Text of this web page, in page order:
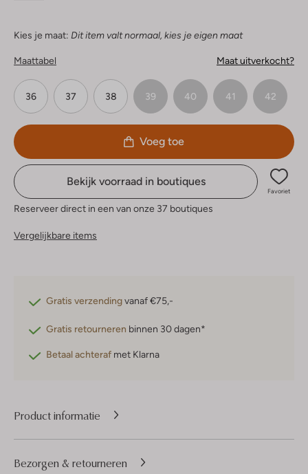
Kies je maat: Dit item valt normaal, kies je eigen maat
Maattabel Maat uitverkocht?
36 37 38 39 40 41 42
Voeg toe
Bekijk voorraad in boutiques
Favoriet
Reserveer direct in een van onze 37 boutiques
Vergelijkbare items
Gratis verzendingvanaf €75,-
Gratis retourneren binnen 30 dagen*
Betaal achteraf met Klarna
Product informatie
Bezorgen & retourneren